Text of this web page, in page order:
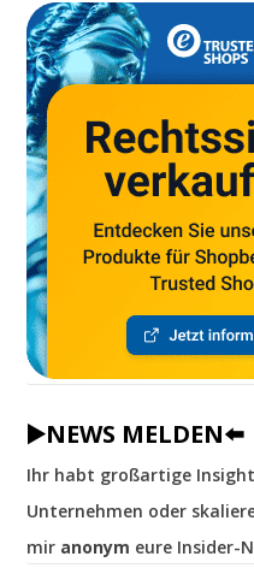
▶️NEWS MELDEN⬅️
Ihr habt großartige
Unternehmen oder
mir anonym eure Insider-